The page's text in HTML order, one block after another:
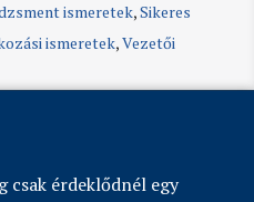
ismeretek,Sikeres
ismeretek,Vezetői
csak érdeklődnél egy